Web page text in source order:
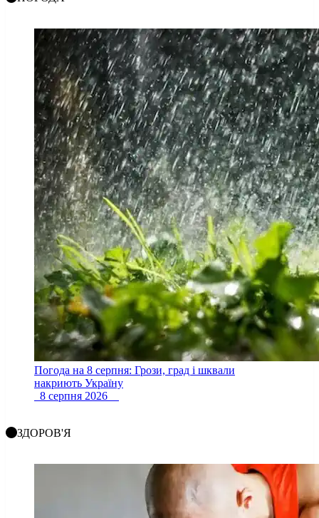
Погода на 8 серпня: Грози, град і шквали
накриють Україну
8 серпня 2026
ЗДОРОВ'Я